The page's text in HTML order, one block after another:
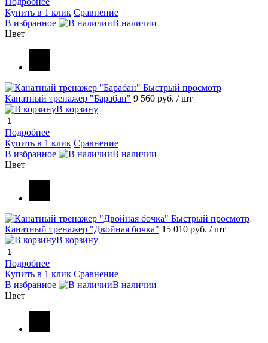
Купить в 1 клик Сравнение
В избранное
В наличии
Цвет
Быстрый просмотр
Канатный тренажер "Барабан" 9 560 руб. / шт
В корзину
Подробнее
Купить в 1 клик Сравнение
В избранное
В наличии
Цвет
Быстрый просмотр
Канатный тренажер "Двойная бочка" 15 010 руб. / шт
В корзину
Подробнее
Купить в 1 клик Сравнение
В избранное
В наличии
Цвет